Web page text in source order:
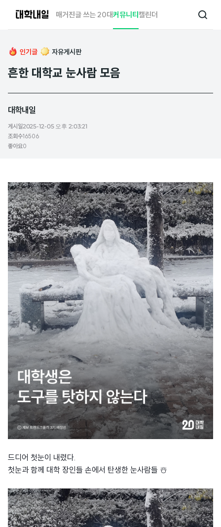
매거진글 쓰는 20대커뮤니티캘린더
검
인기글 자유게시판
흔한 대학교 눈사람 모음
대학내일
게시일2025-12-05 오후 2:03:21
조회수16506
좋아요0
드디어 첫눈이 내렸다.
첫눈과 함께 대학 장인들 손에서 탄생한 눈사람들 ☃️